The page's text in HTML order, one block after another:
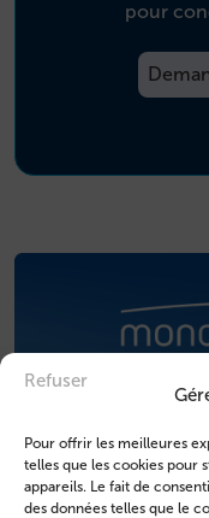
Pour offrir les meilleures
telles que les cookies pour
appareils. Le fait de
des données telles que le
Refuser
pour